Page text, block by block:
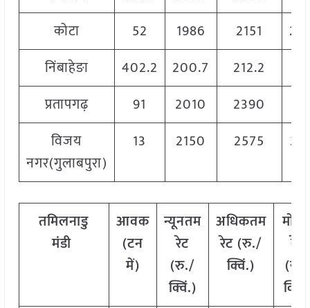
कोटा
52 1986 2151
निंबाहेङा
402.2 200.7 212.2
प्रतापगढ़
91 2010 2390
विजय
नगर(गुलाबपुरा)
13 2150 2575
तमिलनाडु
मंडी
आवक
(टन
में)
न्यूनतम
रेट
(रु./
क्विं.)
अधिकतम
रेट (रु./
क्विं.)
रेट
(रु
क्विं